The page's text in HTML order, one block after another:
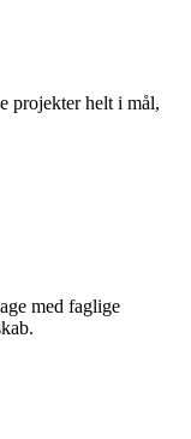
projekter helt i mål,
med faglige